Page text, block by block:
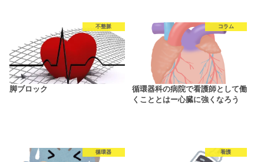
不整脈
脚ブロック
コラム
循環器科の病院で看護師として働
くこととはー心臓に強くなろう
循環器 看護